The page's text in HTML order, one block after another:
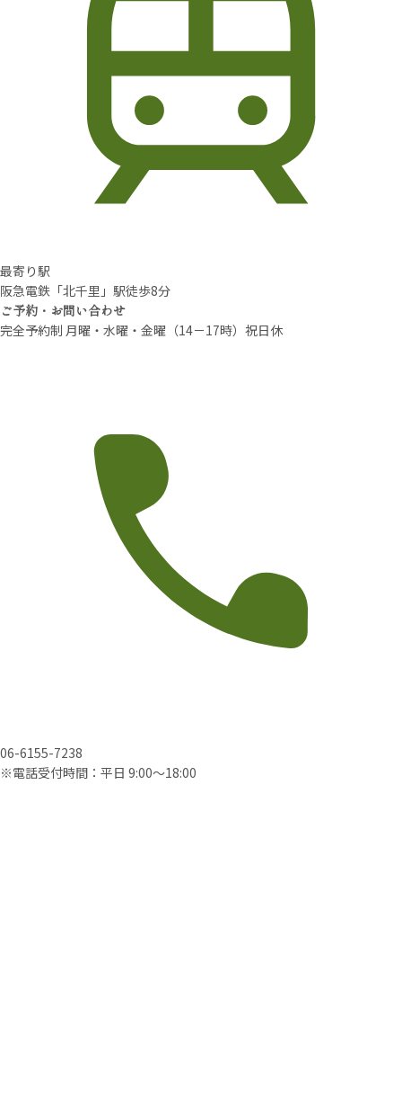
最寄り駅
阪急電鉄「北千里」駅徒歩8分
ご予約・お問い合わせ
完全予約制 月曜・水曜・金曜（14－17時）祝日休
06-6155-7238
※電話受付時間：平日 9:00〜18:00